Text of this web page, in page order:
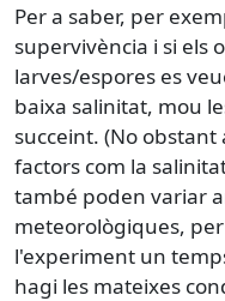
Per a saber, per
supervivència i si els
larves/espores es
baixa salinitat, mou
succeint. (No
factors com la
també poden variar
meteorològiques,
l'experiment un
hagi les mateixes